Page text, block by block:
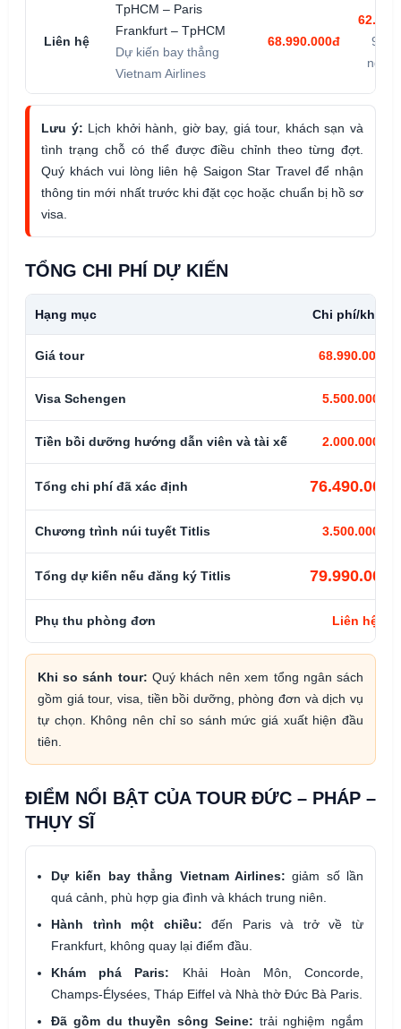
Liên hệ
TpHCM – Paris
Frankfurt – TpHCM
Dự kiến bay thẳng
Vietnam Airlines
68.990.000đ
90%
Lưu ý: Lịch khởi hành, giờ bay, giá tour, khách sạn và
tình trạng chỗ có thể được điều chỉnh theo từng đợt.
Quý khách vui lòng liên hệ Saigon Star Travel để nhận
thông tin mới nhất trước khi đặt cọc hoặc chuẩn bị hồ sơ
visa.
TỔNG CHI PHÍ DỰ KIẾN
Hạng mục Chi phí/khách
Giá tour 68.990.000đ
Visa Schengen 5.500.000đ
Tiền bồi dưỡng hướng dẫn viên và tài xế 2.000.000đ
Tổng chi phí đã xác định 76.490.000đ
Chương trình núi tuyết Titlis 3.500.000đ
Tổng dự kiến nếu đăng ký Titlis 79.990.000đ
Phụ thu phòng đơn Liên hệ
Khi so sánh tour: Quý khách nên xem tổng ngân sách
gồm giá tour, visa, tiền bồi dưỡng, phòng đơn và dịch vụ
tự chọn. Không nên chỉ so sánh mức giá xuất hiện đầu
tiên.
ĐIỂM NỔI BẬT CỦA TOUR ĐỨC – PHÁP –
THỤY SĨ
Dự kiến bay thẳng Vietnam Airlines: giảm số lần
quá cảnh, phù hợp gia đình và khách trung niên.
Hành trình một chiều: đến Paris và trở về từ
Frankfurt, không quay lại điểm đầu.
Khám phá Paris: Khải Hoàn Môn, Concorde,
Champs-Élysées, Tháp Eiffel và Nhà thờ Đức Bà Paris.
Đã gồm du thuyền sông Seine: trải nghiệm ngắm